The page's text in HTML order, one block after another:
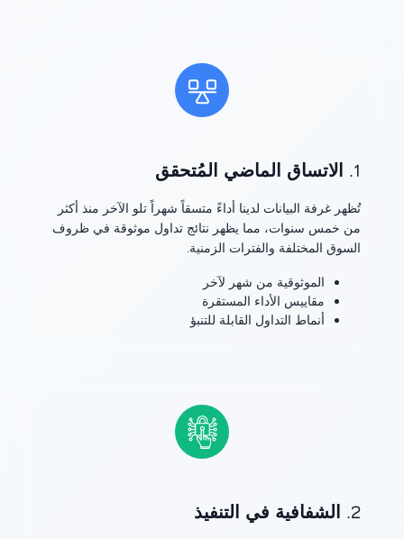
1. الاتساق الماضي المُتحقق
تُظهر غرفة البيانات لدينا أداءً متسقاً شهراً تلو الآخر منذ أكثر
من خمس سنوات، مما يظهر نتائج تداول موثوقة في ظروف
السوق المختلفة والفترات الزمنية.
الموثوقية من شهر لآخر
مقاييس الأداء المستقرة
أنماط التداول القابلة للتنبؤ
2. الشفافية في التنفيذ